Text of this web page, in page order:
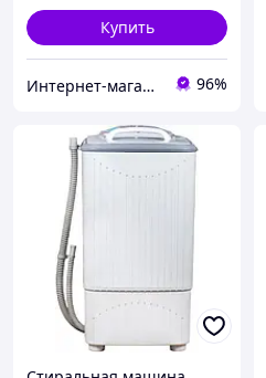
Купить
Интернет-магазин "Первый" 96%